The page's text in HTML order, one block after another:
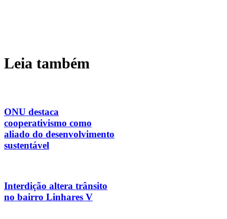
Leia também
ONU destaca
cooperativismo como
aliado do desenvolvimento
sustentável
Interdição altera trânsito
no bairro Linhares V